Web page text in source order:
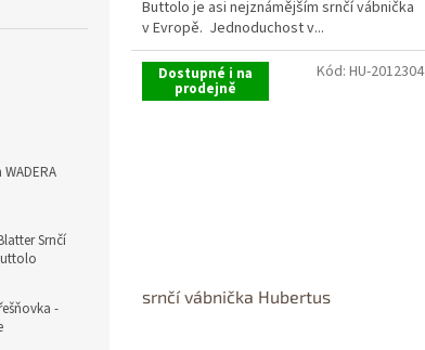
Srnčí
-
Buttolo je asi nejznámějším srnčí vábnička
v Evropě. Jednoduchost v...
Dostupné i na
prodejně
srnčí vábnička Hubertus
Kód: HU-2012304